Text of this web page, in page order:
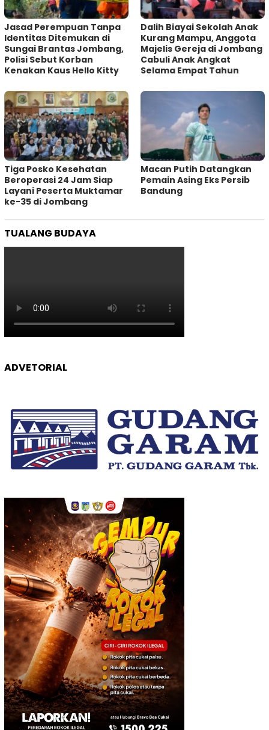
Jasad Perempuan Tanpa
Identitas Ditemukan di
Sungai Brantas Jombang,
Polisi Sebut Korban
Kenakan Kaus Hello Kitty
Dalih Biayai Sekolah Anak
Kurang Mampu, Anggota
Majelis Gereja di Jombang
Cabuli Anak Angkat
Selama Empat Tahun
Tiga Posko Kesehatan
Beroperasi 24 Jam Siap
Layani Peserta Muktamar
ke-35 di Jombang
Macan Putih Datangkan
Pemain Asing Eks Persib
Bandung
TUALANG BUDAYA
ADVETORIAL